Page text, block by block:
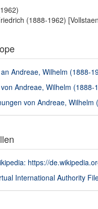
(1888-1962)
Andreae, Wilhelm (1888-
Andreae, Wilhelm (1888-
von Andreae, Wilhelm
https://
International Authority